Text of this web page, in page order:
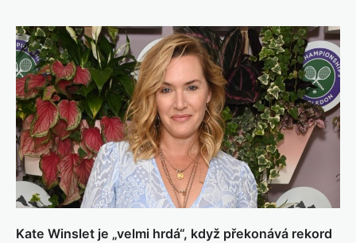
Kate Winslet je „velmi hrdá“, když překonává rekord